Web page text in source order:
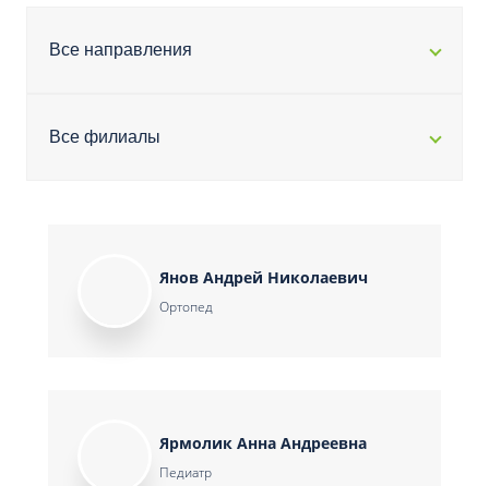
Все направления
Все филиалы
Янов Андрей Николаевич
Ортопед
Ярмолик Анна Андреевна
Педиатр